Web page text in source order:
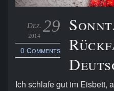
29
Dez.
2014
0 Comments
Ich schlafe gut im Eisbett,